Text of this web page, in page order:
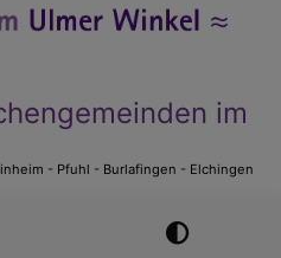
im
- Pfuhl - Burlafingen - Elchingen